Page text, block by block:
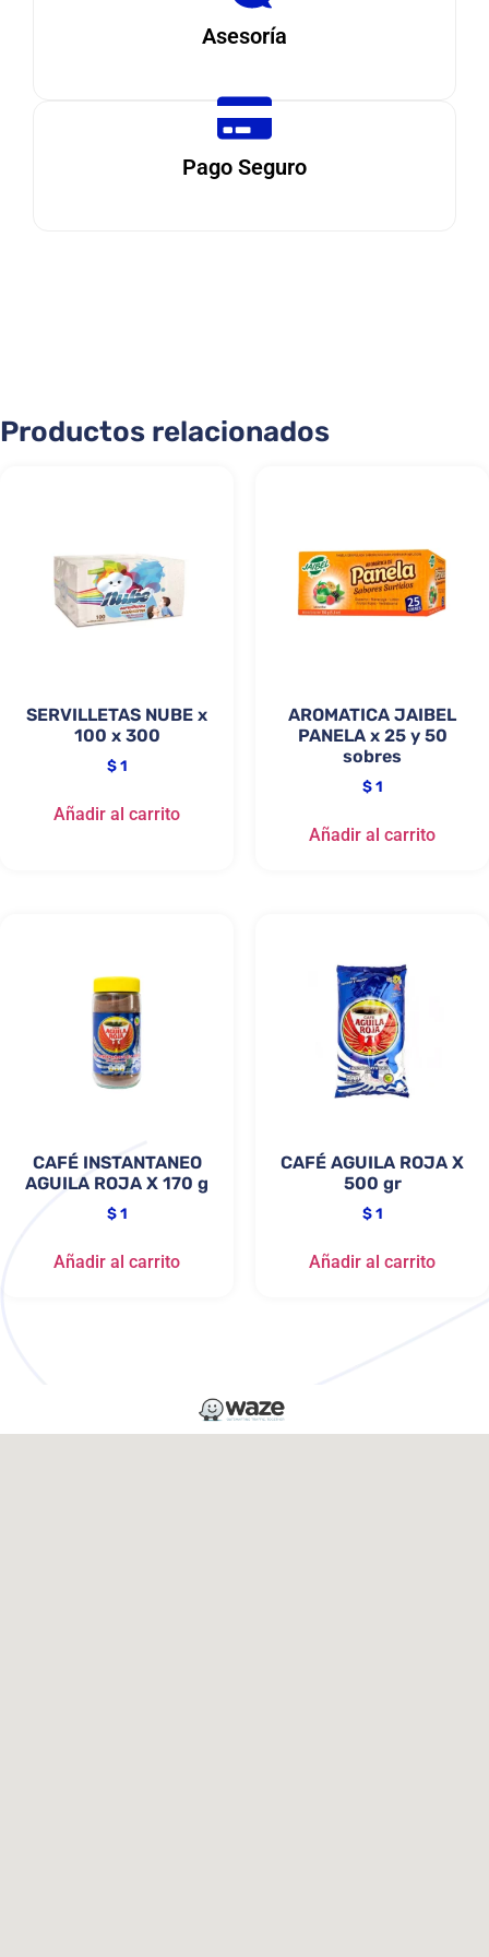
Asesoría
Pago Seguro
Productos relacionados
SERVILLETAS NUBE x
100 x 300
$1
Añadir al carrito
AROMATICA JAIBEL
PANELA x 25 y 50
sobres
$1
Añadir al carrito
CAFÉ INSTANTANEO
AGUILA ROJA X 170 g
$1
Añadir al carrito
CAFÉ AGUILA ROJA X
500 gr
$1
Añadir al carrito